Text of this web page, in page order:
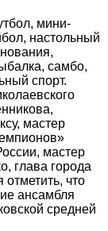
мини-
настольный
самбо,
спорт.
мастер
мастер
глава города
что
ансамбля
средней